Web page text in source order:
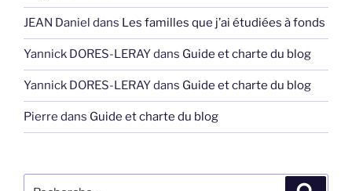
JEAN Daniel dans Les familles que j’ai étudiées à fonds
Yannick DORES-LERAYdans Guide et charte du blog
Yannick DORES-LERAYdans Guide et charte du blog
Pierre dans Guide et charte du blog